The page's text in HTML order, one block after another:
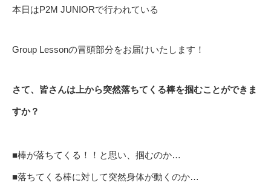
本日はP2M JUNIORで行われている
Group Lessonの冒頭部分をお届けいたします！
さて、皆さんは上から突然落ちてくる棒を掴むことができま
すか？
■棒が落ちてくる！！と思い、掴むのか…
■落ちてくる棒に対して突然身体が動くのか…